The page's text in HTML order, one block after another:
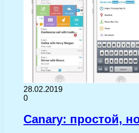
28.02.2019
0
Canary: простой,